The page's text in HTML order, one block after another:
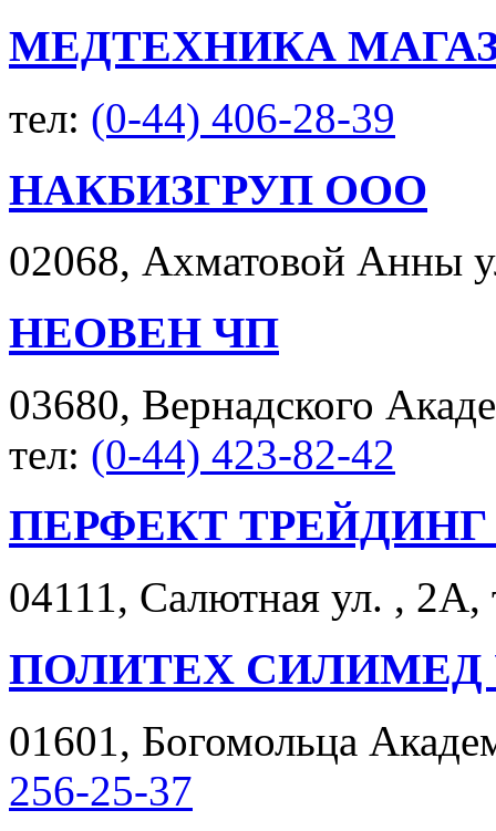
МЕДТЕХНИКА
тел: (0-44) 406-28-39
НАКБИЗГРУП ООО
02068, Ахматовой Анны
НЕОВЕН ЧП
03680, Вернадского
тел: (0-44) 423-82-42
ПЕРФЕКТ
04111, Салютная ул. , 2А,
ПОЛИТЕХ СИЛИМЕД
01601, Богомольца
256-25-37